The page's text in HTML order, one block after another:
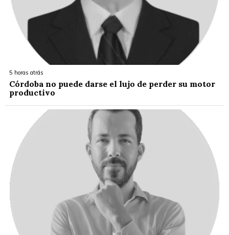
5 horas atrás
Córdoba no puede darse el lujo de perder su motor
productivo